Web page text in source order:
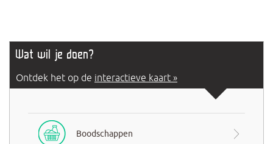
Wat wil je doen?
Ontdek het op de interactieve kaart »
Boodschappen